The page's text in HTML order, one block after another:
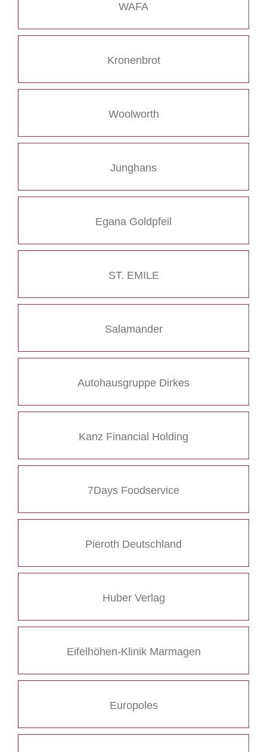
WAFA
Kronenbrot
Woolworth
Junghans
Egana Goldpfeil
ST. EMILE
Salamander
Autohausgruppe Dirkes
Kanz Financial Holding
7Days Foodservice
Pieroth Deutschland
Huber Verlag
Eifelhöhen-Klinik Marmagen
Europoles